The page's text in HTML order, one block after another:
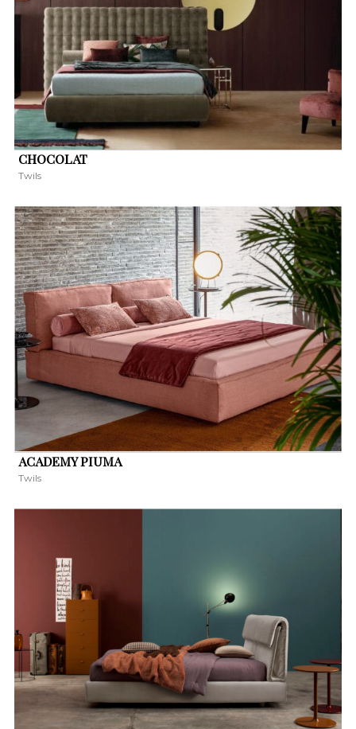
CHOCOLAT
Twils
ACADEMY PIUMA
Twils